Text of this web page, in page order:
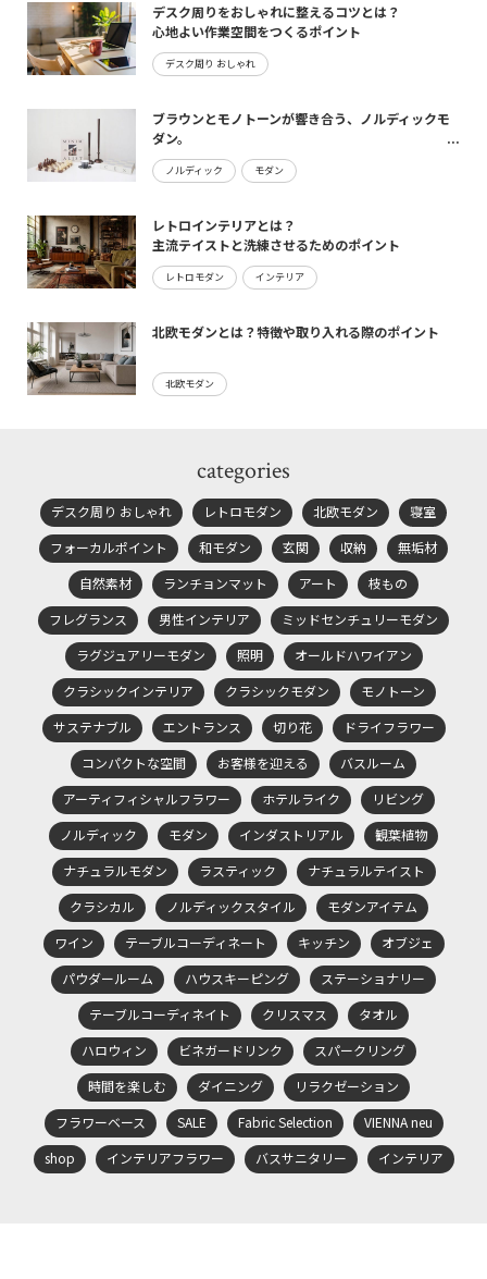
デスク周りをおしゃれに整えるコツとは？
心地よい作業空間をつくるポイント
デスク周り おしゃれ
ブラウンとモノトーンが響き合う、ノルディックモ
ダン。
maturite新作のご案内
ノルディック モダン
レトロインテリアとは？
主流テイストと洗練させるためのポイント
レトロモダン インテリア
北欧モダンとは？特徴や取り入れる際のポイント
北欧モダン
categories
デスク周り おしゃれ レトロモダン 北欧モダン
寝室
フォーカルポイント
和モダン 玄関 収納
無垢材
自然素材
ランチョンマット アート
枝もの
フレグランス
男性インテリア
ミッドセンチュリーモダン
ラグジュアリーモダン
照明
オールドハワイアン
クラシックインテリア
クラシックモダン
モノトーン
サステナブル
エントランス 切り花
ドライフラワー
コンパクトな空間
お客様を迎える
バスルーム
アーティフィシャルフラワー
ホテルライク
リビング
ノルディック
モダン インダストリアル
観葉植物
ナチュラルモダン
ラスティック
ナチュラルテイスト
クラシカル
ノルディックスタイル
モダンアイテム
ワイン
テーブルコーディネート キッチン
オブジェ
パウダールーム
ハウスキーピング
ステーショナリー
テーブルコーディネイト
クリスマス
タオル
ハロウィン
ビネガードリンク
スパークリング
時間を楽しむ
ダイニング
リラクゼーション
フラワーベース
SALE Fabric Selection
VIENNA neu
shop
インテリアフラワー バスサニタリー インテリア